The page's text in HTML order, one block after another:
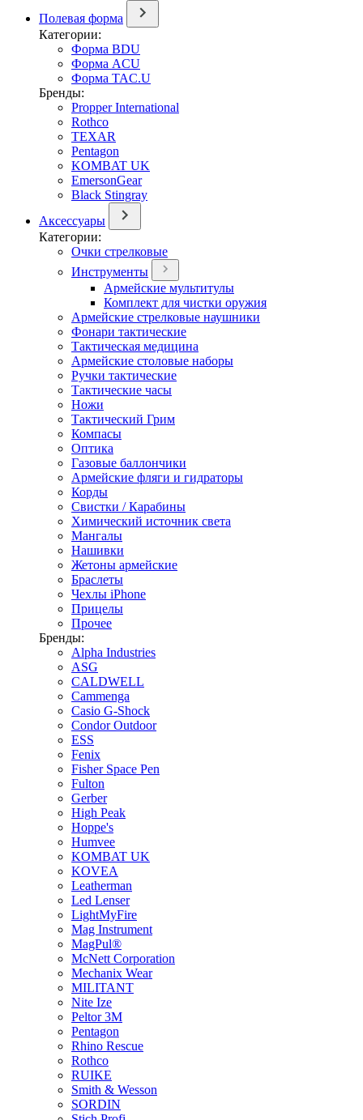
Полевая форма
Категории:
Форма BDU
Форма ACU
Форма TAC.U
Бренды:
Propper International
Rothco
TEXAR
Pentagon
KOMBAT UK
EmersonGear
Black Stingray
Аксессуары
Категории:
Очки стрелковые
Инструменты
Армейские мультитулы
Комплект для чистки оружия
Армейские стрелковые наушники
Фонари тактические
Тактическая медицина
Армейские столовые наборы
Ручки тактические
Тактические часы
Ножи
Тактический Грим
Компасы
Оптика
Газовые баллончики
Армейские фляги и гидраторы
Корды
Свистки / Карабины
Химический источник света
Мангалы
Нашивки
Жетоны армейские
Браслеты
Чехлы iPhone
Прицелы
Прочее
Бренды:
Alpha Industries
ASG
CALDWELL
Cammenga
Casio G-Shock
Condor Outdoor
ESS
Fenix
Fisher Space Pen
Fulton
Gerber
High Peak
Hoppe's
Humvee
KOMBAT UK
KOVEA
Leatherman
Led Lenser
LightMyFire
Mag Instrument
MagPul®
McNett Corporation
Mechanix Wear
MILITANT
Nite Ize
Peltor 3M
Pentagon
Rhino Rescue
Rothco
RUIKE
Smith & Wesson
SORDIN